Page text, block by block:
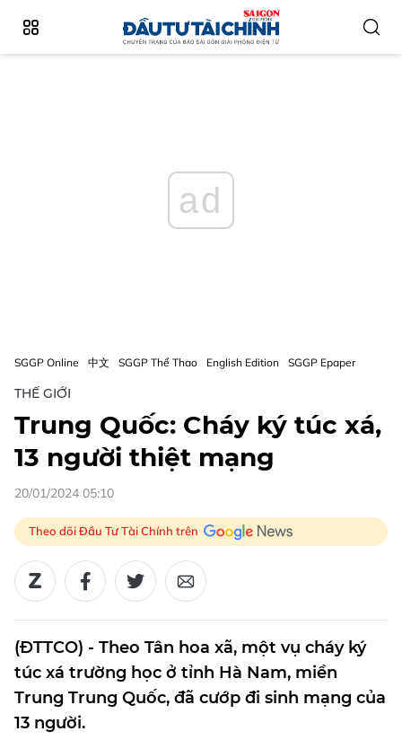
ad
SGGP Online 中文 SGGP Thể Thao English Edition SGGP Epaper
THẾ GIỚI
Trung Quốc: Cháy ký túc xá,
13 người thiệt mạng
20/01/2024 05:10
Theo dõi Đầu Tư Tài Chính trên
(ĐTTCO) - Theo Tân hoa xã, một vụ cháy ký
túc xá trường học ở tỉnh Hà Nam, miền
Trung Trung Quốc, đã cướp đi sinh mạng của
13 người.